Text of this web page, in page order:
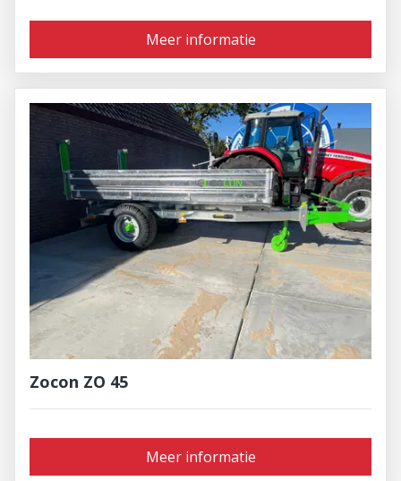
Meer informatie
Zocon ZO 45
Meer informatie